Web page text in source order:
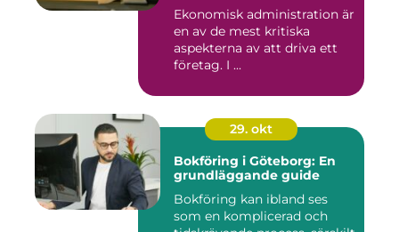
Ekonomisk administration är
en av de mest kritiska
aspekterna av att driva ett
företag. I ...
29. okt
Bokföring i Göteborg: En
grundläggande guide
Bokföring kan ibland ses
som en komplicerad och